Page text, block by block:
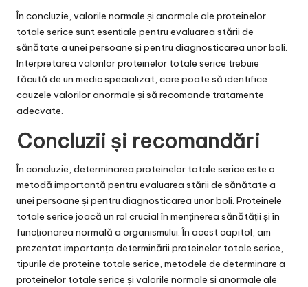
În concluzie, valorile normale și anormale ale proteinelor
totale serice sunt esențiale pentru evaluarea stării de
sănătate a unei persoane și pentru diagnosticarea unor boli.
Interpretarea valorilor proteinelor totale serice trebuie
făcută de un medic specializat, care poate să identifice
cauzele valorilor anormale și să recomande tratamente
adecvate.
Concluzii și recomandări
În concluzie, determinarea proteinelor totale serice este o
metodă importantă pentru evaluarea stării de sănătate a
unei persoane și pentru diagnosticarea unor boli. Proteinele
totale serice joacă un rol crucial în menținerea sănătății și în
funcționarea normală a organismului. În acest capitol, am
prezentat importanța determinării proteinelor totale serice,
tipurile de proteine totale serice, metodele de determinare a
proteinelor totale serice și valorile normale și anormale ale